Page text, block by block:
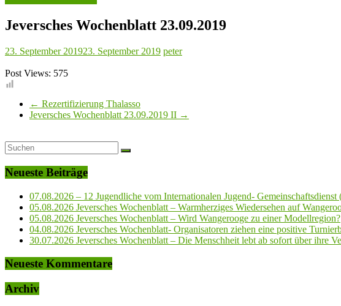
Jeversches Wochenblatt 23.09.2019
23. September 201923. September 2019 peter
Post Views: 575
← Rezertifizierung Thalasso
Jeversches Wochenblatt 23.09.2019 II →
Neueste Beiträge
07.08.2026 – 12 Jugendliche vom Internationalen Jugend-
05.08.2026 Jeversches Wochenblatt – Warmherziges Wiedersehen auf
05.08.2026 Jeversches Wochenblatt – Wird Wangerooge zu einer Modellregion?
04.08.2026 Jeversches Wochenblatt- Organisatoren ziehen eine positive
30.07.2026 Jeversches Wochenblatt – Die Menschheit lebt ab sofort über ihre
Neueste Kommentare
Archiv